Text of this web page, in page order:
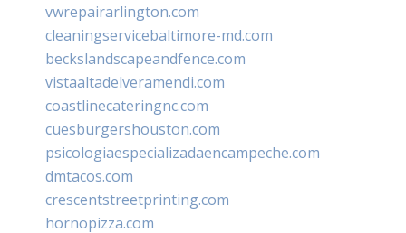
vwrepairarlington.com
cleaningservicebaltimore-md.com
beckslandscapeandfence.com
vistaaltadelveramendi.com
coastlinecateringnc.com
cuesburgershouston.com
psicologiaespecializadaencampeche.com
dmtacos.com
crescentstreetprinting.com
hornopizza.com